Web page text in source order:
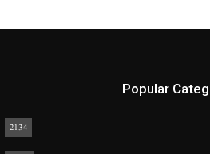
Popular
2134